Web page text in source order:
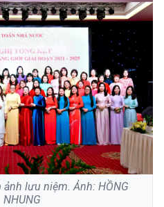
ảnh lưu niệm. Ảnh: HỒNG
NHUNG